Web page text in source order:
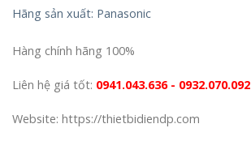
Hãng sản xuất: Panasonic
Hàng chính hãng 100%
Liên hệ giá tốt: 0941.043.636 - 0932.070.092
Website: https://thietbidiendp.com